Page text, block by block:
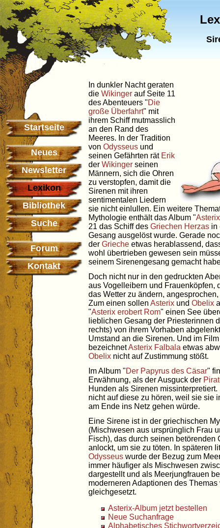
Startseite
Neues
Newsletter
Lexikon
Bibliothek
Suche
Forum
Kontakt
In dunkler Nacht geraten
die Wikinger auf Seite 11
des Abenteuers "Die
große Überfahrt" mit
ihrem Schiff mutmasslich
an den Rand des
Meeres. In der Tradition
von Odysseus und
seinen Gefährten rät Erik
der Wikinger seinen
Männern, sich die Ohren
zu verstopfen, damit die
Sirenen mit ihren
sentimentalen Liedern
sie nicht einlullen. Ein weitere
Mythologie enthält das Album "
21 das Schiff des Griechen Herzas in
Gesang ausgelöst wurde. Gerade
der Grieche etwas herablassend,
wohl übertrieben gewesen sein
seinem Sirenengesang gemacht
Doch nicht nur in den gedruckten
aus Vogelleibern und Frauenköpfen,
das Wetter zu ändern,
Zum einen sollen Asterix und Obelix
"Asterix erobert Rom" einen See
lieblichen Gesang der Priesterinnen
rechts) von ihrem Vorhaben
Umstand an die Sirenen. Und im
bezeichnetAsterix Falbala etwas
Obelix nicht auf Zustimmung stößt.
Im Album "Der Papyrus des Cäsar"
Erwähnung, als der Ausguck der
Hunden als Sirenen
nicht auf diese zu hören, weil sie sie
am Ende ins Netz gehen würde.
Eine Sirene ist in der griechischen
(Mischwesen aus ursprünglich Frau
Fisch), das durch seinen
anlockt, um sie zu töten. In späteren
Odysseus wurde der Bezug zum
immer häufiger als Mischwesen
dargestellt und als Meerjungfrauen
moderneren Adaptionen des
gleichgesetzt.
Asterix-Album jetzt bestellen
Neue Suchanfrage
Alphabetisches